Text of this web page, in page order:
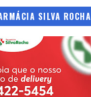
SILVA ROCHA